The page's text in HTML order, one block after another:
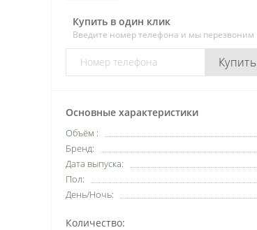
Купить в один клик
Введите номер телефона и мы перезвоним
Купить
Основные характеристики
Объём :
Бренд:
Дата выпуска:
Пол:
День/Ночь:
Количество: